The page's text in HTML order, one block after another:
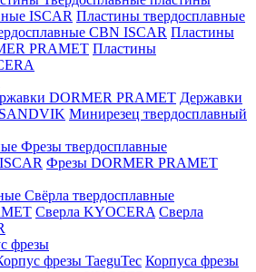
ISCAR Пластины твердосплавные
CBN ISCAR Пластины
PRAMET Пластины
DORMER PRAMET Державки
Минирезец твердосплавный
Фрезы твердосплавные
Фрезы DORMER PRAMET
Свёрла твердосплавные
Сверла KYOCERA Сверла
фрезы
фрезы TaeguTec Корпуса фрезы